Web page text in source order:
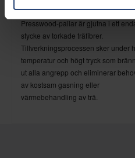
Pallar från Presswood
Presswood-pallar är gjutna i ett
stycke av torkade träfibrer.
Tillverkningsprocessen sker under
temperatur och högt tryck som
ut alla angrepp och eliminerar
av kostsam gasning eller
värmebehandling av trä.